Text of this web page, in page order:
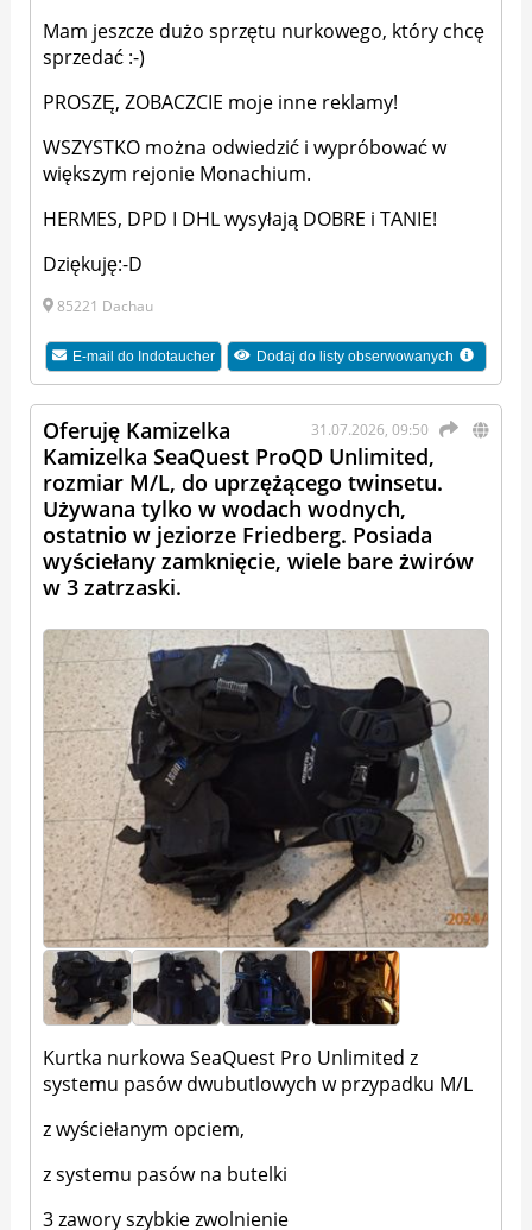
Mam jeszcze dużo sprzętu nurkowego, który chcę
sprzedać :-)
PROSZĘ, ZOBACZCIE moje inne reklamy!
WSZYSTKO można odwiedzić i wypróbować w
większym rejonie Monachium.
HERMES, DPD I DHL wysyłają DOBRE i TANIE!
Dziękuję:-D
85221 Dachau
E-mail do Indotaucher Dodaj do listy obserwowanych
31.07.2026, 09:50
Oferuję Kamizelka
Kamizelka SeaQuest ProQD Unlimited,
rozmiar M/L, do uprzężącego twinsetu.
Używana tylko w wodach wodnych,
ostatnio w jeziorze Friedberg. Posiada
wyściełany zamknięcie, wiele bare żwirów
w 3 zatrzaski.
Kurtka nurkowa SeaQuest Pro Unlimited z
systemu pasów dwubutlowych w przypadku M/L
z wyściełanym opciem,
z systemu pasów na butelki
3 zawory szybkie zwolnienie